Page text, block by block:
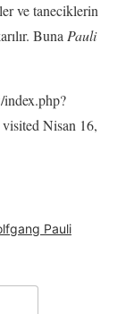
ve taneciklerin
BunaPauli
Nisan 16,
Pauli